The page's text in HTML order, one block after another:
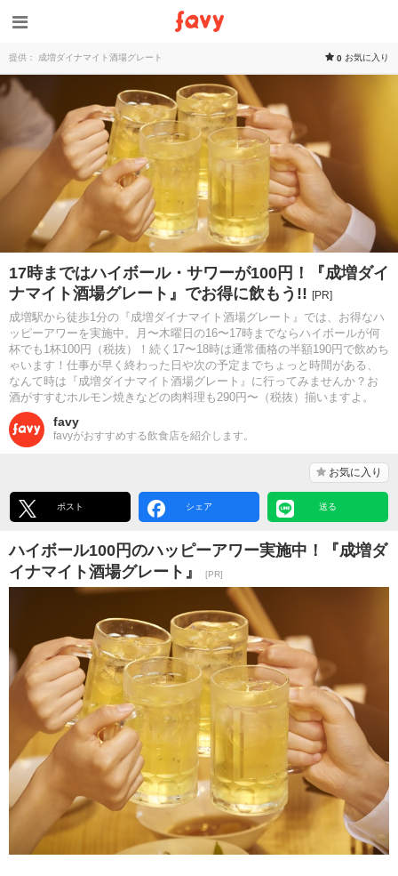
提供： 成増ダイナマイト酒場グレート 0 お気に入り
17時まではハイボール・サワーが100円！『成増ダイ
ナマイト酒場グレート』でお得に飲もう!! [PR]
成増駅から徒歩1分の『成増ダイナマイト酒場グレート』では、お得なハ
ッピーアワーを実施中。月〜木曜日の16〜17時までならハイボールが何
杯でも1杯100円（税抜）！続く17〜18時は通常価格の半額190円で飲めち
ゃいます！仕事が早く終わった日や次の予定までちょっと時間がある、
なんて時は『成増ダイナマイト酒場グレート』に行ってみませんか？お
酒がすすむホルモン焼きなどの肉料理も290円〜（税抜）揃いますよ。
favy
favyがおすすめする飲食店を紹介します。
お気に入り
ポスト シェア 送る
ハイボール100円のハッピーアワー実施中！『成増ダ
イナマイト酒場グレート』
[PR]